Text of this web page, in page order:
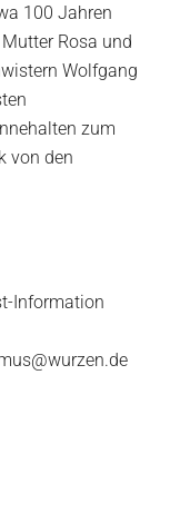
100 Jahren
Rosa und
Wolfgang
zum
von den
Information